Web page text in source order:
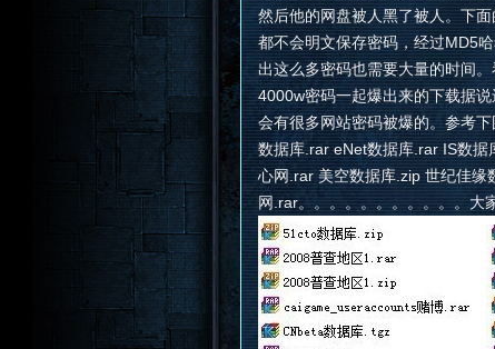
然后他的网盘被人黑了被人。下
都不会明文保存密码，经过MD5
出这么多密码也需要大量的时间
4000w密码一起爆出来的下载据
会有很多网站密码被爆的。参考
数据库.rar eNet数据库.rar IS数据
心网.rar 美空数据库.zip 世纪佳缘
网.rar。。。。。。。。。。。大